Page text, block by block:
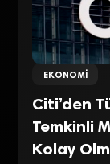
EKONOMI
Citi’den
Temkinli
Kolay